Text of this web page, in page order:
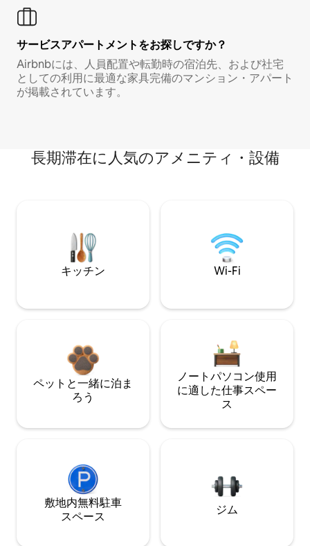
サービスアパートメントをお探しですか？
Airbnbには、人員配置や転勤時の宿泊先、および社宅
としての利用に最適な家具完備のマンション・アパート
が掲載されています。
長期滞在に人気のアメニティ・設備
キッチン Wi-Fi
ペットと一緒に泊ま
ろう
ノートパソコン使用
に適した仕事スペー
ス
敷地内無料駐⁠車
ス⁠ペ⁠ー⁠ス
ジム